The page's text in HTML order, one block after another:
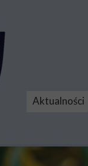
Aktualności